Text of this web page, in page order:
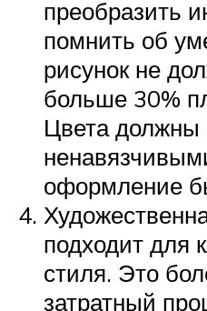
преобразить
помнить об
рисунок не
больше 30%
Цвета должны
оформление
подходит для
стиля. Это
затратный